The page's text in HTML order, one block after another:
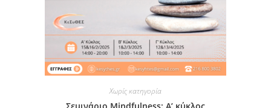
Χωρίς κατηγορία
Σεμινάριο Mindfulness: Α’ κύκλος